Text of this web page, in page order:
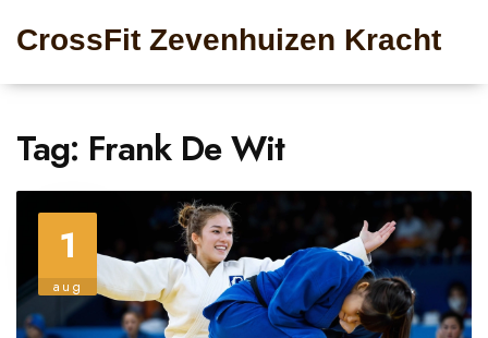
CrossFit Zevenhuizen Kracht
Tag: Frank De Wit
1
aug